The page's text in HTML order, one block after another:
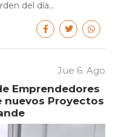
del día...
Jue 6. Ago
Emprendedores
nuevos Proyectos